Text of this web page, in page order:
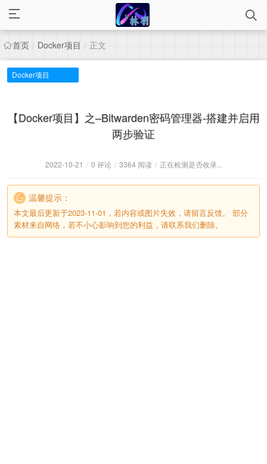
首页 / Docker项目 / 正文
Docker项目
【Docker项目】之–Bitwarden密码管理器-搭建并启用
两步验证
2022-10-21 / 0 评论 / 3364 阅读 / 正在检测是否收录...
温馨提示：
本文最后更新于2023-11-01，若内容或图片失效，请留言反馈。 部分
素材来自网络，若不小心影响到您的利益，请联系我们删除。